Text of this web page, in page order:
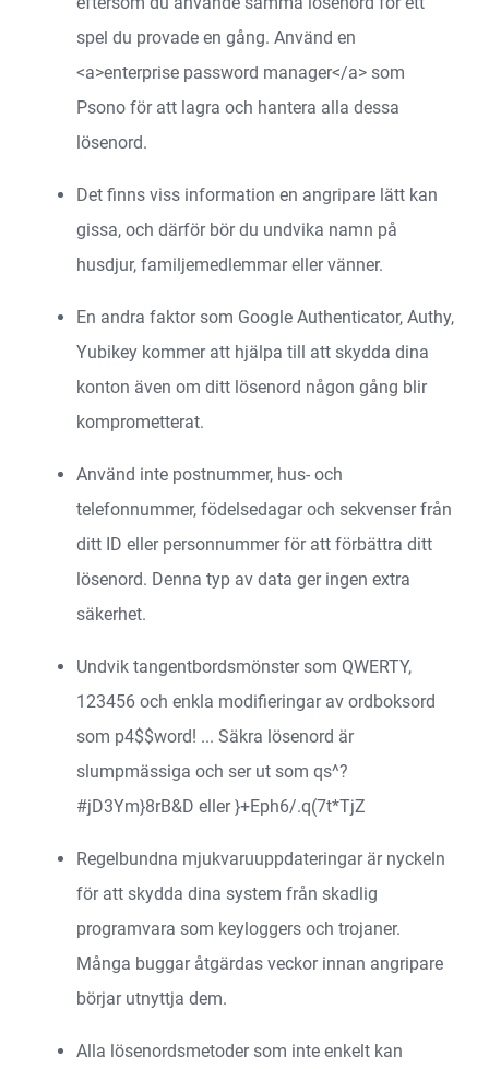
spel du provade en gång. Använd en
<a>enterprise password manager</a> som
Psono för att lagra och hantera alla dessa
lösenord.
Det finns viss information en angripare lätt kan
gissa, och därför bör du undvika namn på
husdjur, familjemedlemmar eller vänner.
En andra faktor som Google Authenticator, Authy,
Yubikey kommer att hjälpa till att skydda dina
konton även om ditt lösenord någon gång blir
komprometterat.
Använd inte postnummer, hus- och
telefonnummer, födelsedagar och sekvenser från
ditt ID eller personnummer för att förbättra ditt
lösenord. Denna typ av data ger ingen extra
säkerhet.
Undvik tangentbordsmönster som QWERTY,
123456 och enkla modifieringar av ordboksord
som p4$$word! ... Säkra lösenord är
slumpmässiga och ser ut som qs^?
#jD3Ym}8rB&D eller }+Eph6/.q(7t*TjZ
Regelbundna mjukvaruuppdateringar är nyckeln
för att skydda dina system från skadlig
programvara som keyloggers och trojaner.
Många buggar åtgärdas veckor innan angripare
börjar utnyttja dem.
Alla lösenordsmetoder som inte enkelt kan